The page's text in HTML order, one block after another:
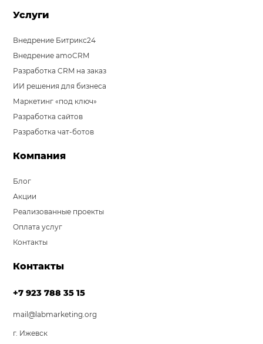
Услуги
Внедрение Битрикс24
Внедрение amoCRM
Разработка CRM на заказ
ИИ решения для бизнеса
Маркетинг «под ключ»
Разработка сайтов
Разработка чат-ботов
Компания
Блог
Акции
Реализованные проекты
Оплата услуг
Контакты
Контакты
+7 923 788 35 15
mail@labmarketing.org
г. Ижевск